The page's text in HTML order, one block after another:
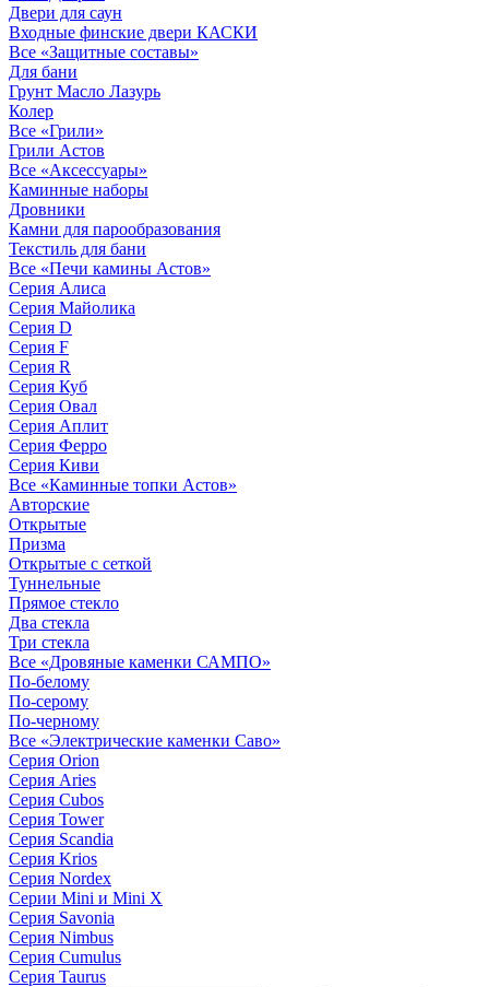
Двери для саун
Входные финские двери КАСКИ
Все «Защитные составы»
Для бани
Грунт Масло Лазурь
Колер
Все «Грили»
Грили Астов
Все «Аксессуары»
Каминные наборы
Дровники
Камни для парообразования
Текстиль для бани
Все «Печи камины Астов»
Серия Алиса
Серия Майолика
Серия D
Серия F
Серия R
Серия Куб
Серия Овал
Серия Аплит
Серия Ферро
Серия Киви
Все «Каминные топки Астов»
Авторские
Открытые
Призма
Открытые с сеткой
Туннельные
Прямое стекло
Два стекла
Три стекла
Все «Дровяные каменки САМПО»
По-белому
По-серому
По-черному
Все «Электрические каменки Саво»
Серия Orion
Серия Aries
Серия Cubos
Серия Tower
Серия Scandia
Серия Krios
Серия Nordex
Серии Mini и Mini X
Серия Savonia
Серия Nimbus
Серия Cumulus
Серия Taurus